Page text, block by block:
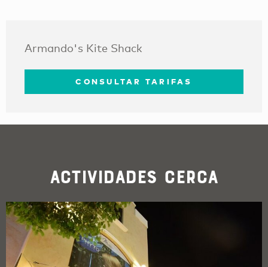
Armando's Kite Shack
CONSULTAR TARIFAS
Actividades cerca